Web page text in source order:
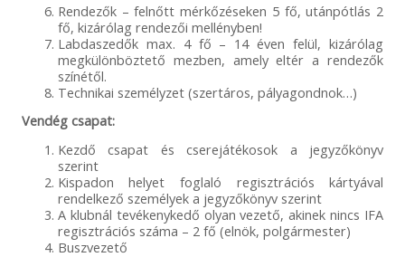
Rendezők – felnőtt mérkőzéseken 5 fő, utánpótlás 2
fő, kizárólag rendezői mellényben!
Labdaszedők max. 4 fő – 14 éven felül, kizárólag
megkülönböztető mezben, amely eltér a rendezők
színétől.
Technikai személyzet (szertáros, pályagondnok…)
Vendég csapat:
Kezdő csapat és cserejátékosok a jegyzőkönyv
szerint
Kispadon helyet foglaló regisztrációs kártyával
rendelkező személyek a jegyzőkönyv szerint
A klubnál tevékenykedő olyan vezető, akinek nincs IFA
regisztrációs száma – 2 fő (elnök, polgármester)
Buszvezető